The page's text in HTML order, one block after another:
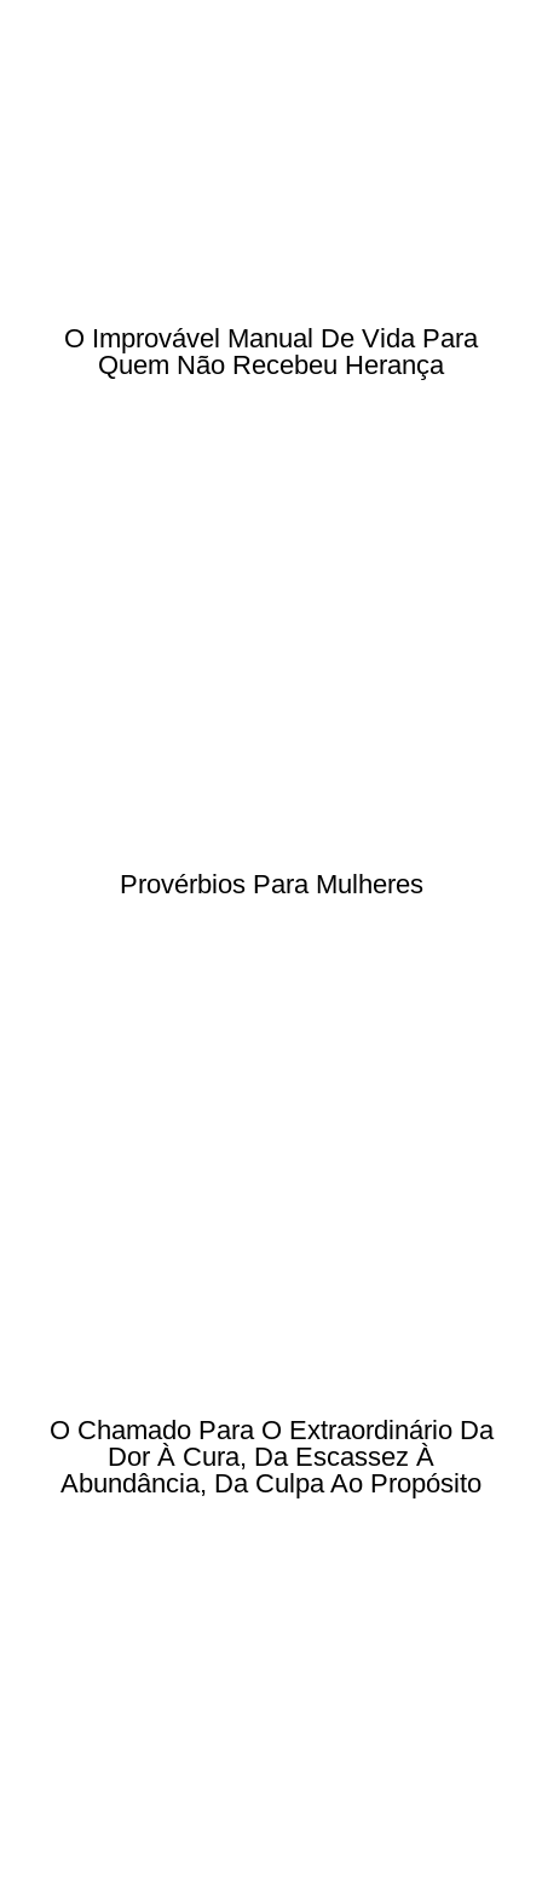
O Improvável Manual De Vida Para
Quem Não Recebeu Herança
Provérbios Para Mulheres
O Chamado Para O Extraordinário Da
Dor À Cura, Da Escassez À
Abundância, Da Culpa Ao Propósito